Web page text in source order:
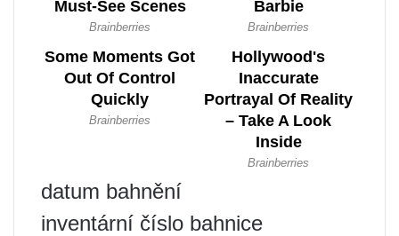
datum bahnění
inventární číslo bahnice